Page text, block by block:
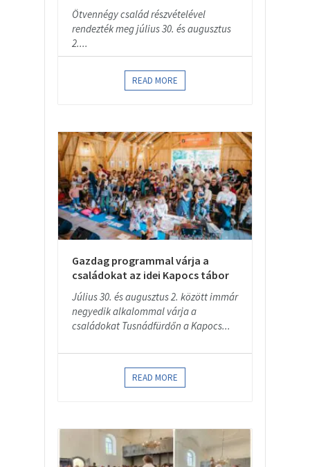
Ötvennégy család részvételével
rendezték meg július 30. és augusztus
2....
READ MORE
Gazdag programmal várja a
családokat az idei Kapocs tábor
Július 30. és augusztus 2. között immár
negyedik alkalommal várja a
családokat Tusnádfürdőn a Kapocs...
READ MORE